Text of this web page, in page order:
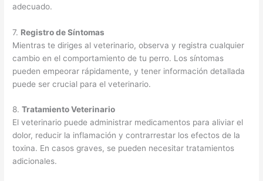
adecuado.
7. Registro de Síntomas
Mientras te diriges al veterinario, observa y registra cualquier
cambio en el comportamiento de tu perro. Los síntomas
pueden empeorar rápidamente, y tener información detallada
puede ser crucial para el veterinario.
8.Tratamiento Veterinario
El veterinario puede administrar medicamentos para aliviar el
dolor, reducir la inflamación y contrarrestar los efectos de la
toxina. En casos graves, se pueden necesitar tratamientos
adicionales.